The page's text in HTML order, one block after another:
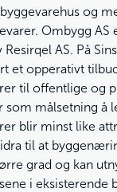
og
Ombygg AS
Resirqel AS. På
et opperativt
til offentlige og
som målsetning å
blir minst like
til at
grad og kan
i eksisterende